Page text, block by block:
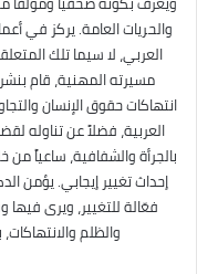
والحريات العامة. يركز في
العربي، لا سيما تلك
مسيرته المهنية، قام
انتهاكات حقوق الإنسان
العربية، فضلاً عن تناوله
بالجرأة والشفافية، ساعياً
إحداث تغيير إيجابي. يؤمن
فعّالة للتغيير، ويرى
والظلم